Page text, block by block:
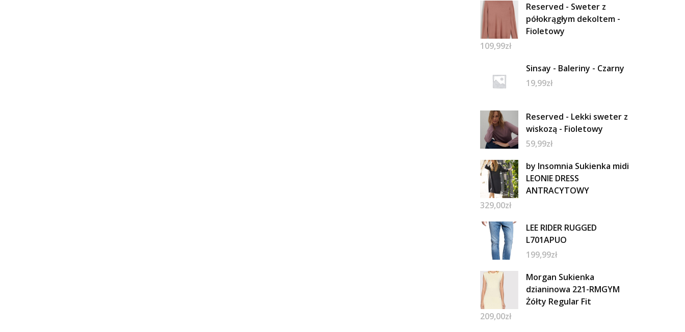
Reserved - Sweter z
półokrągłym dekoltem -
Fioletowy
109,99zł
Sinsay - Baleriny - Czarny
19,99zł
Reserved - Lekki sweter z
wiskozą - Fioletowy
59,99zł
by Insomnia Sukienka midi
LEONIE DRESS
ANTRACYTOWY
329,00zł
LEE RIDER RUGGED
L701APUO
199,99zł
Morgan Sukienka
dzianinowa 221-RMGYM
Żółty Regular Fit
209,00zł